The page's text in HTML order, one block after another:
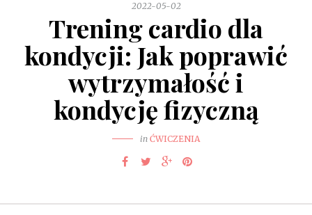
2022-05-02
Trening cardio dla
kondycji: Jak poprawić
wytrzymałość i
kondycję fizyczną
in ĆWICZENIA